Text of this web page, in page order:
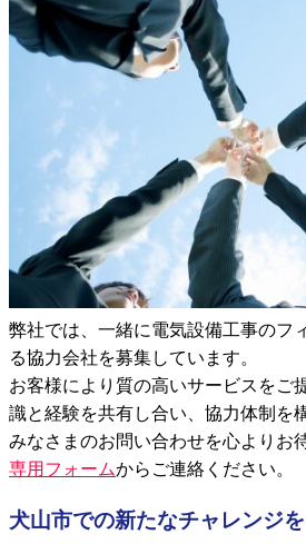
弊社では、一緒に電気設備工事のフ
る協力会社を募集しています。
お客様により質の高いサービスをご
識と経験を共有し合い、協力体制を
みなさまのお問い合わせを心よりお
専用フォームからご連絡ください。
犬山市での新たなチャレンジ